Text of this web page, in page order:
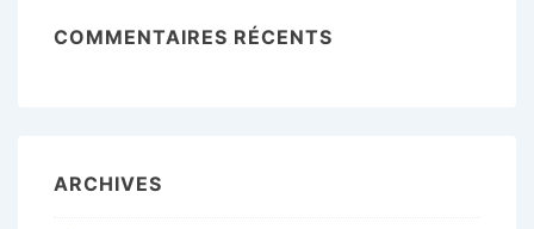
COMMENTAIRES RÉCENTS
ARCHIVES